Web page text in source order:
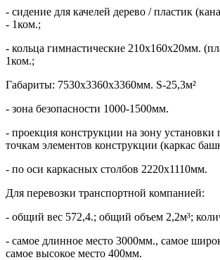
- сидение для качелей дерево / пластик
- 1ком.;
- кольца гимнастические 210х160х20мм.
1ком.;
Габариты: 7530х3360х3360мм. S-25,3м²
- зона безопасности 1000-1500мм.
- проекция конструкции на зону
точкам элементов конструкции (каркас
- по оси каркасных столбов 2220х1110мм.
Для перевозки транспортной компанией:
- общий вес 572,4.; общий объем 2,2м³;
- самое длинное место 3000мм., самое
самое высокое место 400мм.